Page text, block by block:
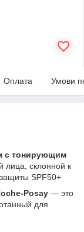
Оплата Умови
с тонирующим
лица, склонной к
SPF50+
Posay — это
для